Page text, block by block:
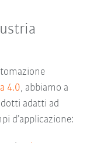
4.0, abbiamo a
adatti ad
d’applicazione: